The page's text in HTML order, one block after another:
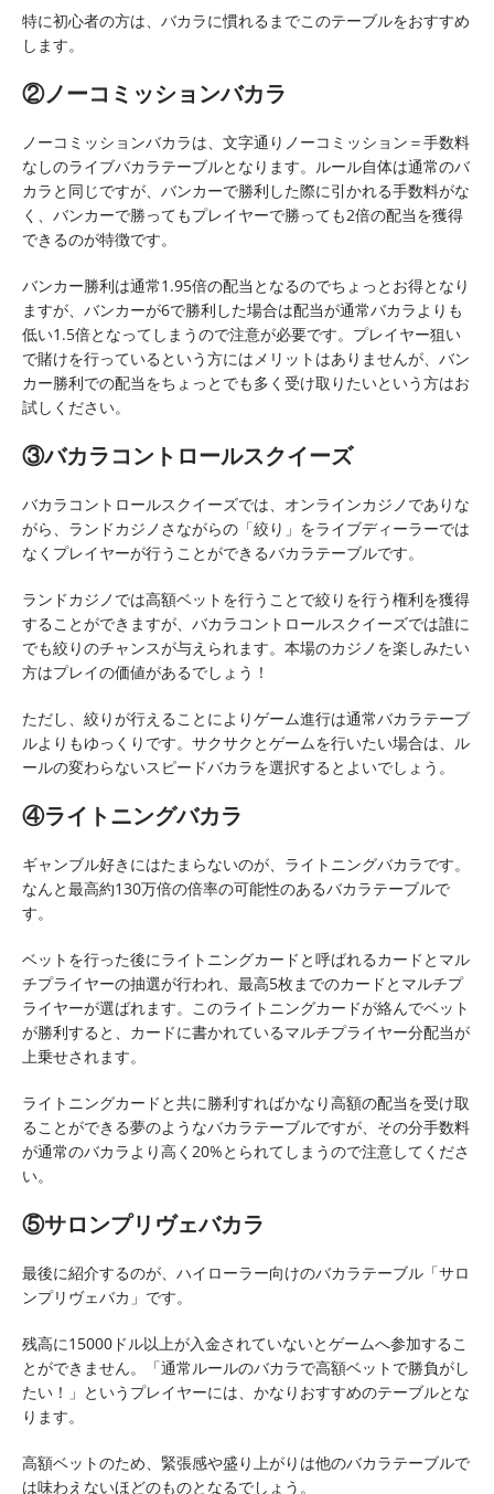
特に初心者の方は、バカラに慣れるまでこのテーブルをおすすめ
します。
②ノーコミッションバカラ
ノーコミッションバカラは、文字通りノーコミッション＝手数料
なしのライブバカラテーブルとなります。ルール自体は通常のバ
カラと同じですが、バンカーで勝利した際に引かれる手数料がな
く、バンカーで勝ってもプレイヤーで勝っても2倍の配当を獲得
できるのが特徴です。
バンカー勝利は通常1.95倍の配当となるのでちょっとお得となり
ますが、バンカーが6で勝利した場合は配当が通常バカラよりも
低い1.5倍となってしまうので注意が必要です。プレイヤー狙い
で賭けを行っているという方にはメリットはありませんが、バン
カー勝利での配当をちょっとでも多く受け取りたいという方はお
試しください。
③バカラコントロールスクイーズ
バカラコントロールスクイーズでは、オンラインカジノでありな
がら、ランドカジノさながらの「絞り」をライブディーラーでは
なくプレイヤーが行うことができるバカラテーブルです。
ランドカジノでは高額ベットを行うことで絞りを行う権利を獲得
することができますが、バカラコントロールスクイーズでは誰に
でも絞りのチャンスが与えられます。本場のカジノを楽しみたい
方はプレイの価値があるでしょう！
ただし、絞りが行えることによりゲーム進行は通常バカラテーブ
ルよりもゆっくりです。サクサクとゲームを行いたい場合は、ル
ールの変わらないスピードバカラを選択するとよいでしょう。
④ライトニングバカラ
ギャンブル好きにはたまらないのが、ライトニングバカラです。
なんと最高約130万倍の倍率の可能性のあるバカラテーブルで
す。
ベットを行った後にライトニングカードと呼ばれるカードとマル
チプライヤーの抽選が行われ、最高5枚までのカードとマルチプ
ライヤーが選ばれます。このライトニングカードが絡んでベット
が勝利すると、カードに書かれているマルチプライヤー分配当が
上乗せされます。
ライトニングカードと共に勝利すればかなり高額の配当を受け取
ることができる夢のようなバカラテーブルですが、その分手数料
が通常のバカラより高く20%とられてしまうので注意してくださ
い。
⑤サロンプリヴェバカラ
最後に紹介するのが、ハイローラー向けのバカラテーブル「サロ
ンプリヴェバカ」です。
残高に15000ドル以上が入金されていないとゲームへ参加するこ
とができません。「通常ルールのバカラで高額ベットで勝負がし
たい！」というプレイヤーには、かなりおすすめのテーブルとな
ります。
高額ベットのため、緊張感や盛り上がりは他のバカラテーブルで
は味わえないほどのものとなるでしょう。